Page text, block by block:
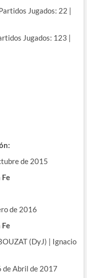
Jugados: 22 |
Jugados: 123 |
de 2015
de 2016
(DyJ) | Ignacio
de Abril de 2017